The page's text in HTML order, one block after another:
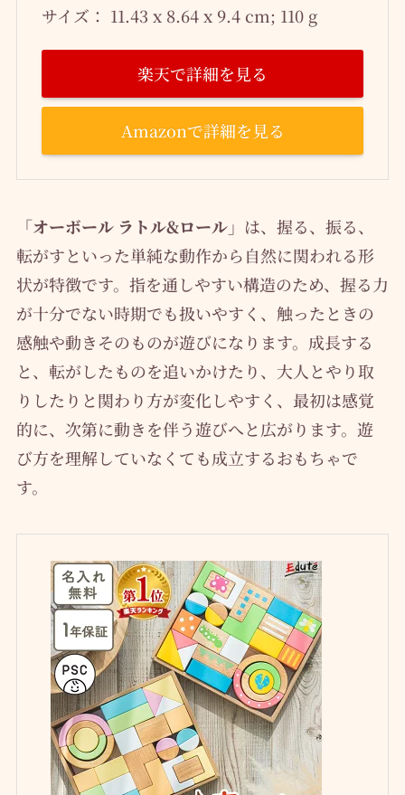
サイズ： ‎11.43 x 8.64 x 9.4 cm; 110 g
楽天で詳細を見る
Amazonで詳細を見る
「オーボール ラトル&ロール」 は、握る、振る、
転がすといった単純な動作から自然に関われる形
状が特徴です。指を通しやすい構造のため、握る力
が十分でない時期でも扱いやすく、触ったときの
感触や動きそのものが遊びになります。成長する
と、転がしたものを追いかけたり、大人とやり取
りしたりと関わり方が変化しやすく、最初は感覚
的に、次第に動きを伴う遊びへと広がります。遊
び方を理解していなくても成立するおもちゃで
す。